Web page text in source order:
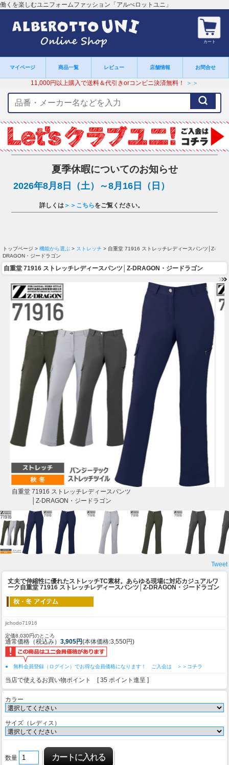
働くを楽しむユニフォームファッション「アルべロットユニ」
カート
マイページ 商品一覧 レビュー 店舗情報 お問合せ
11,000円以上購入で送料＆代引きorコンビニ決済無料！ ＞＞
ー
ワ
ー
ド
夏季休暇についてのお知らせ
2026年8月8日（土）～8月16日（日）
詳しくは ＞＞こちらをご覧ください。
トップページ > 機能から選ぶ > ストレッチ > 自重堂 71916 ストレッチレディースパンツ│Z-
DRAGON・ジードラゴン
自重堂 71916 ストレッチレディースパンツ│Z-DRAGON・ジードラゴン
自重堂 71916 ストレッチレディースパンツ
│Z-DRAGON・ジードラゴン
Tweet
丈夫で伸縮性に優れたストレッチTC素材。あらゆる現場に対応カジュアルワ
ーク自重堂 71916 ストレッチレディースパンツ│Z-DRAGON・ジードラゴン
jichodo71916
定価8,030円のところ
通常価格（税込み） 3,905円(本体価格:3,550円)
● 無料会員登録（ログイン）でお得な会員価格になります！ ご入会は ＞＞コチラ
当店で使えるお買い物ポイント [ 35 ポイント進呈 ]
カラー
サイズ（レディス）
数量